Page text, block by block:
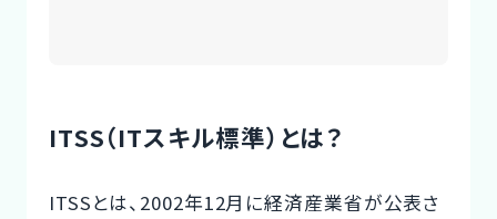
ITSS（ITスキル標準）とは？
ITSSとは、2002年12月に経済産業省が公表さ